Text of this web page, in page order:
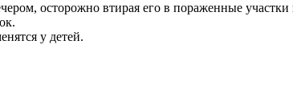
осторожно втирая его в пораженные
у детей.